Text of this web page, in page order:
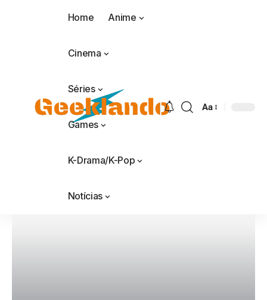
Home Anime
Cinema
Séries
Games
K-Drama/K-Pop
Notícias
Aa